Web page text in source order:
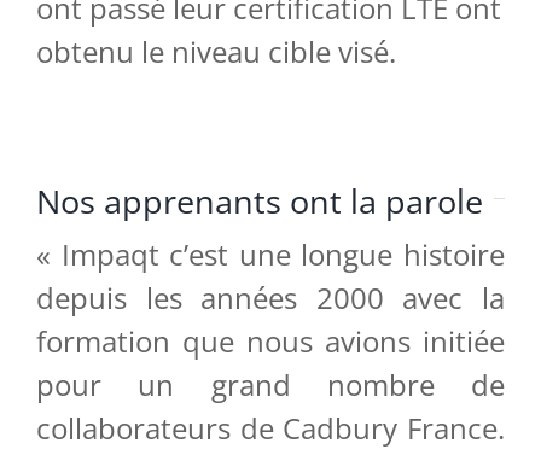
obtenu le niveau cible visé.
Nos apprenants ont la parole
« Impaqt c’est une longue histoire
depuis les années 2000 avec la
formation que nous avions initiée
pour un grand nombre de
collaborateurs de Cadbury France.